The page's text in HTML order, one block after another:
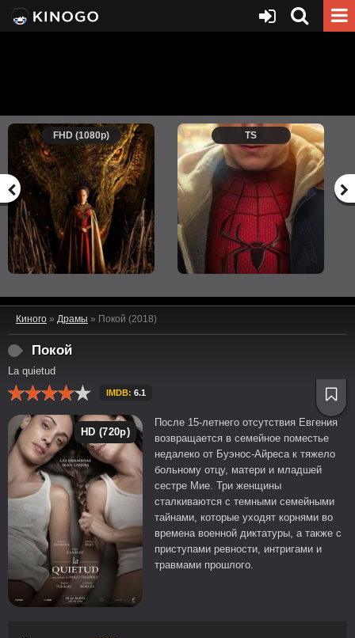
FHD (1080p) TS
Киного » Драмы » Покой (2018)
Покой
La quietud
IMDB: 6.1
HD (720p)
После 15-летнего отсутствия Евгения
возвращается в семейное поместье
недалеко от Буэнос-Айреса к тяжело
больному отцу, матери и младшей
сестре Мие. Три женщины
сталкиваются с темными семейными
тайнами, которые уходят корнями во
времена военной диктатуры, а также с
приступами ревности, интригами и
травмами прошлого.